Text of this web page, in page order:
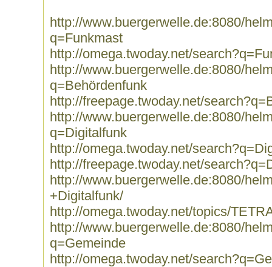
http://www.buergerwelle.de:8080/
q=Funkmast
http://omega.twoday.net/
http://www.buergerwelle.de:8080/
q=Behördenfunk
http://freepage.twoday.net/
http://www.buergerwelle.de:8080/
q=Digitalfunk
http://omega.twoday.net/
http://freepage.twoday.net/
http://www.buergerwelle.de:8080/
+Digitalfunk/
http://omega.twoday.net/topics/
http://www.buergerwelle.de:8080/
q=Gemeinde
http://omega.twoday.net/